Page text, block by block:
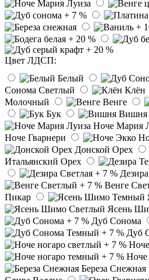
Цвет ЛДСП:
Белый
Сонома Светлый
Клён
Молочный
Венге
Бук
Вишня
Ноче Мария
Ноче Гварнери
Донской Орех
Итальянский Орех
Венге
Пикар
Ясень
Дуб Сонома
Дуб
Ноче
Береза Снежная